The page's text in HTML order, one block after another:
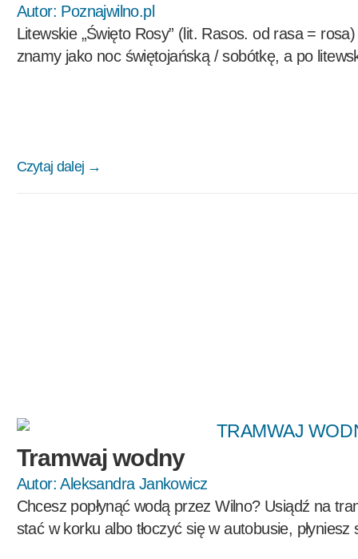
Autor: Poznajwilno.pl
Litewskie „Święto Rosy” (lit. Rasos. od rasa =
znamy jako noc świętojańską / sobótkę, a po
Czytaj dalej →
Tramwaj wodny
Autor: Aleksandra Jankowicz
Chcesz popłynąć wodą przez Wilno? Usiądź na
stać w korku albo tłoczyć się w autobusie,